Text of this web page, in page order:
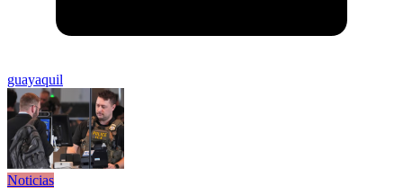
guayaquil
Noticias